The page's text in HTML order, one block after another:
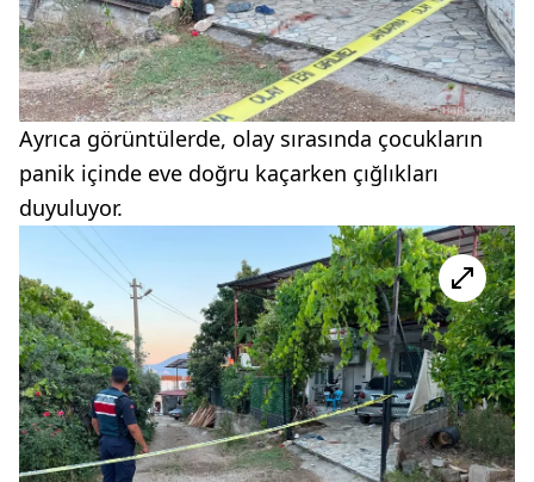
Ayrıca görüntülerde, olay sırasında çocukların
panik içinde eve doğru kaçarken çığlıkları
duyuluyor.